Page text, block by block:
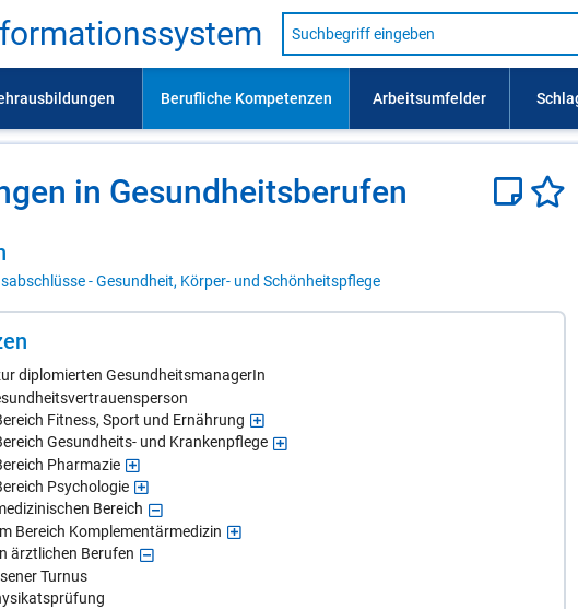
Suche
nach
Lehrausbildung,
usw.
in Ge­sund­heits­be­ru­fen
- Gesundheit, Körper- und Schönheitspflege
diplomierten GesundheitsmanagerIn
Fitness, Sport und Ernährung
Gesundheits- und Krankenpflege
Pharmazie
Psychologie
Bereich
Bereich Komplementärmedizin
ärztlichen Berufen
Turnus